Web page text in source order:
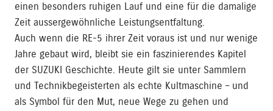
einen besonders ruhigen Lauf und eine für die damalige
Zeit aussergewöhnliche Leistungsentfaltung.
Auch wenn die RE-5 ihrer Zeit voraus ist und nur wenige
Jahre gebaut wird, bleibt sie ein faszinierendes Kapitel
der SUZUKI Geschichte. Heute gilt sie unter Sammlern
und Technikbegeisterten als echte Kultmaschine – und
als Symbol für den Mut, neue Wege zu gehen und